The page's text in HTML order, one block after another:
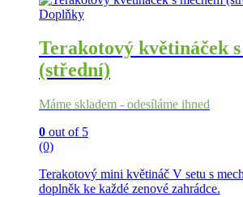
Doplňky
Terakotový květináček
(střední)
Máme skladem - odesíláme ihned
0 out of 5
(0)
Terakotový mini květináč V setu s
doplněk ke každé zenové zahrádce.